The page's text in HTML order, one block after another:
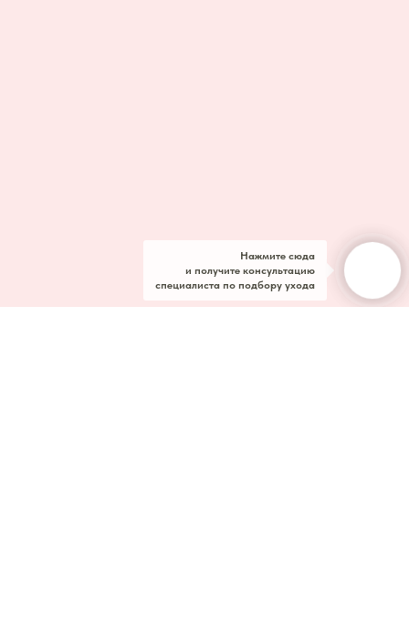
Нажмите сюда
и получите консультацию
специалиста по подбору ухода